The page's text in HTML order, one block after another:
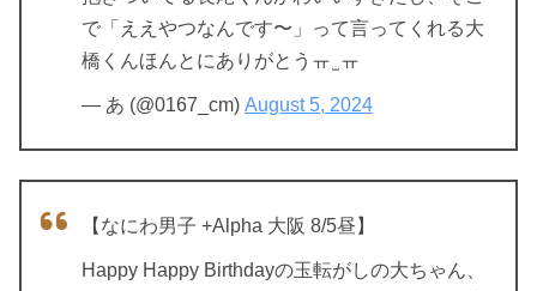
で「ええやつなんです〜」って言ってくれる大
橋くんほんとにありがとうㅠ ̫ ㅠ
— あ (@0167_cm) August 5, 2024
【なにわ男子 +Alpha 大阪 8/5昼】
Happy Happy Birthdayの玉転がしの大ちゃん、